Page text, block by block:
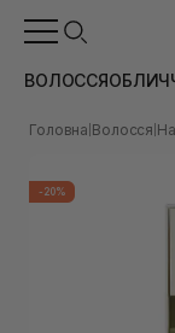
ВОЛОССЯ
Головна Волосся
-20%